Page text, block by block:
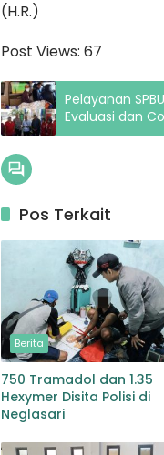
(H.R.)
Post Views: 67
Pelayanan
Evaluasi dan
Pos Terkait
Berita
750 Tramadol dan 1.35
Hexymer Disita Polisi di
Neglasari